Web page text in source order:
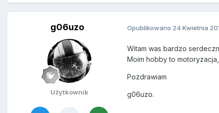
g06uzo
Użytkownik
Opublikowano 24 Kwietnia
Witam was bardzo
Moim hobby to
Pozdrawiam
g06uzo.